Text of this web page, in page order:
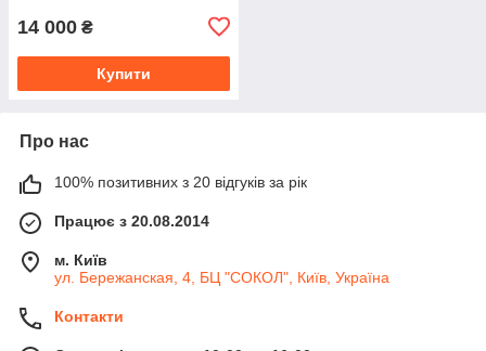
14 000 ₴
Купити
Про нас
100% позитивних з 20 відгуків за рік
Працює з 20.08.2014
м. Київ
ул. Бережанская, 4, БЦ "СОКОЛ", Київ, Україна
Контакти